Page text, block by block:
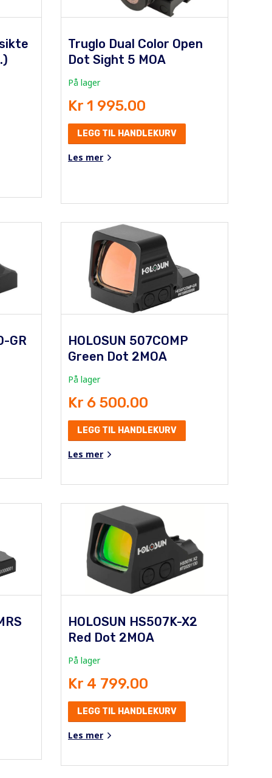
Truglo Dual Color Open
Dot Sight 5 MOA
På lager
Kr 1 995.00
LEGG TIL HANDLEKURV
Les mer
GR
HOLOSUN 507COMP
Green Dot 2MOA
På lager
Kr 6 500.00
LEGG TIL HANDLEKURV
Les mer
HOLOSUN HS507K-X2
Red Dot 2MOA
På lager
Kr 4 799.00
LEGG TIL HANDLEKURV
Les mer